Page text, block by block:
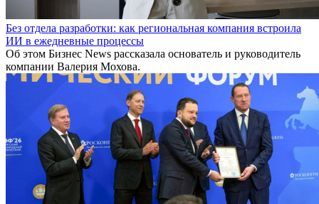
Без отдела разработки: как региональная компания встроила
ИИ в ежедневные процессы
Об этом Бизнес News рассказала основатель и руководитель
компании Валерия Мохова.